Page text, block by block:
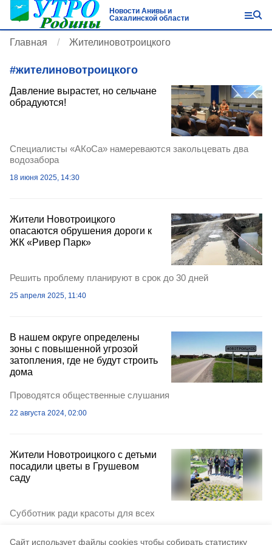
Cайт использует файлы cookies чтобы собирать статистику
Новости Анивы и
Сахалинской области
Главная Жителиновотроицкого
#жителиновотроицкого
Давление вырастет, но сельчане
обрадуются!
Специалисты «АКоСа» намереваются закольцевать два
водозабора
18 июня 2025, 14:30
Жители Новотроицкого
опасаются обрушения дороги к
ЖК «Ривер Парк»
Решить проблему планируют в срок до 30 дней
25 апреля 2025, 11:40
В нашем округе определены
зоны с повышенной угрозой
затопления, где не будут строить
дома
Проводятся общественные слушания
22 августа 2024, 02:00
Жители Новотроицкого с детьми
посадили цветы в Грушевом
саду
Субботник ради красоты для всех